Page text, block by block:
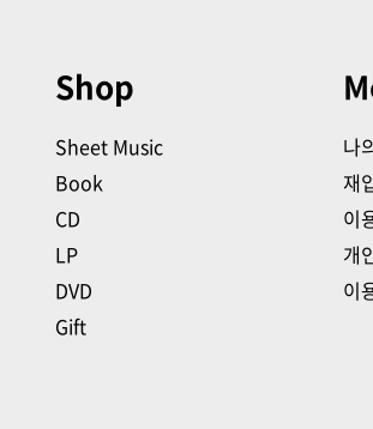
Shop
Sheet Music
Book
CD
LP
DVD
Gift
나
재
이
개
이